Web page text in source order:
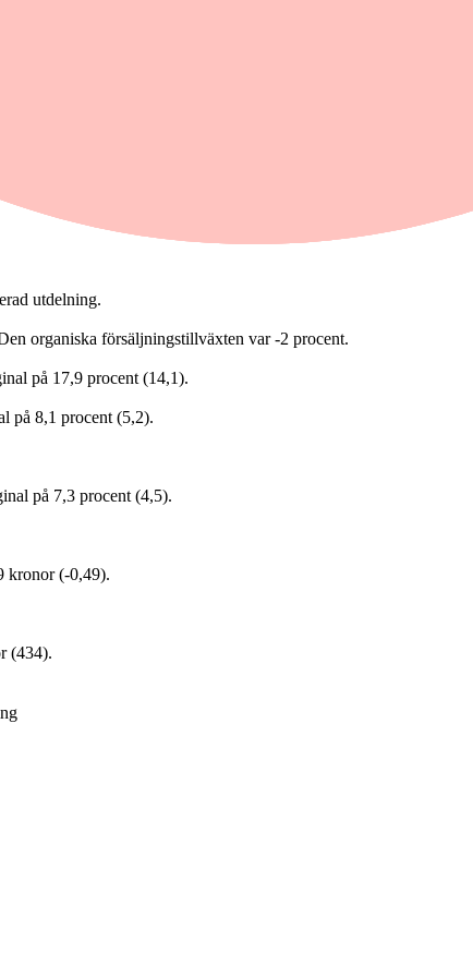
jämfört med samma period året innan.
utdelning.
organiska försäljningstillväxten var -2 procent.
på 17,9 procent (14,1).
på 8,1 procent (5,2).
på 7,3 procent (4,5).
kronor (-0,49).
(434).